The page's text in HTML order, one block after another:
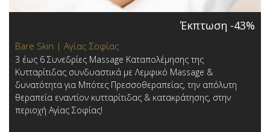
Έκπτωση -43%
Bare Skin | Αγίας Σοφίας
3 έως 6 Συνεδρίες Massage Καταπολέμησης της
Κυτταρίτιδας συνδυαστικά με Λεμφικό Massage &
δυνατότητα για Μπότες Πρεσσοθεραπείας, την απόλυτη
θεραπεία εναντίον κυτταρίτιδας & κατακράτησης, στην
περιοχή Αγίας Σοφίας!